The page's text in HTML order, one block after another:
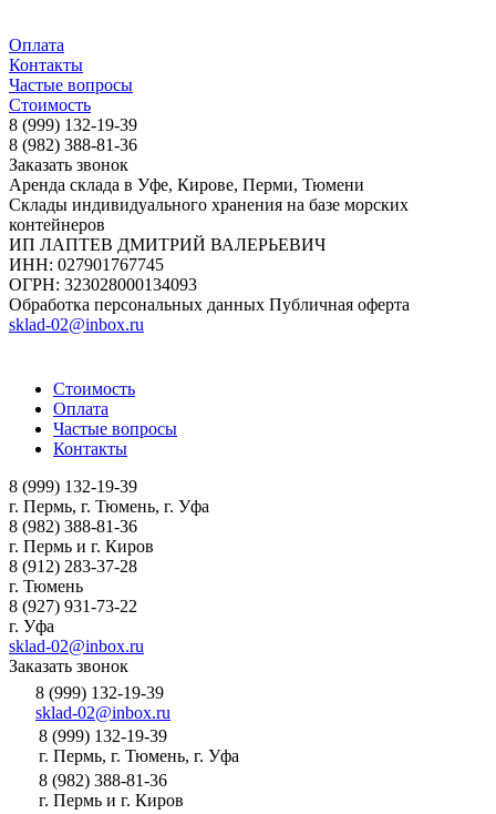
Оплата
Контакты
Частые вопросы
Стоимость
8 (999) 132-19-39
8 (982) 388-81-36
Заказать звонок
Аренда склада в Уфе, Кирове, Перми, Тюмени
Склады индивидуального хранения на базе морских
контейнеров
ИП ЛАПТЕВ ДМИТРИЙ ВАЛЕРЬЕВИЧ
ИНН: 027901767745
ОГРН: 323028000134093
Обработка персональных данных Публичная оферта
sklad-02@inbox.ru
Стоимость
Оплата
Частые вопросы
Контакты
8 (999) 132-19-39
г. Пермь, г. Тюмень, г. Уфа
8 (982) 388-81-36
г. Пермь и г. Киров
8 (912) 283-37-28
г. Тюмень
8 (927) 931-73-22
г. Уфа
sklad-02@inbox.ru
Заказать звонок
8 (999) 132-19-39
sklad-02@inbox.ru
8 (999) 132-19-39
г. Пермь, г. Тюмень, г. Уфа
8 (982) 388-81-36
г. Пермь и г. Киров